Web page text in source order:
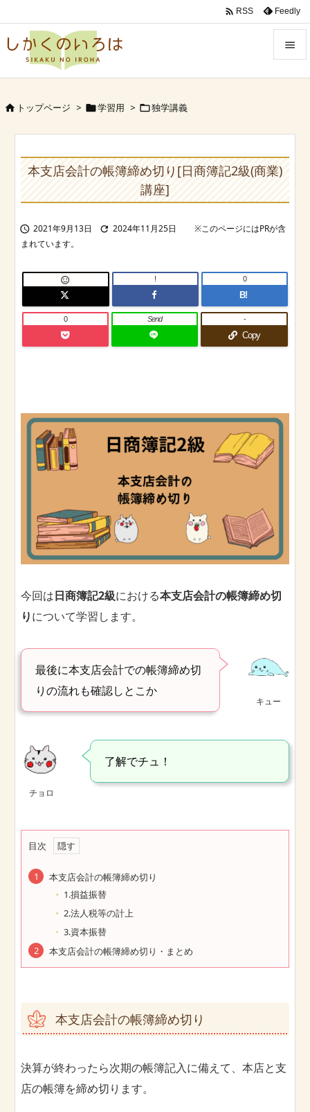


Prev
Search
 RSS Feedly
 トップページ > 学習用 > 独学講義
本支店会計の帳簿締め切り[日商簿記2級(商業)
講座]
 2021年9月13日  2024年11月25日
 !
B!
0
0 Send
Copy
-
今回は日商簿記2級における本支店会計の帳簿締め切
りについて学習します。
キュー
最後に本支店会計での帳簿締め切
りの流れも確認しとこか
チョロ
了解でチュ！
目次
本支店会計の帳簿締め切り
1.損益振替
2.法人税等の計上
3.資本振替
本支店会計の帳簿締め切り・まとめ
本支店会計の帳簿締め切り
決算が終わったら次期の帳簿記入に備えて、本店と支
店の帳簿を締め切ります。